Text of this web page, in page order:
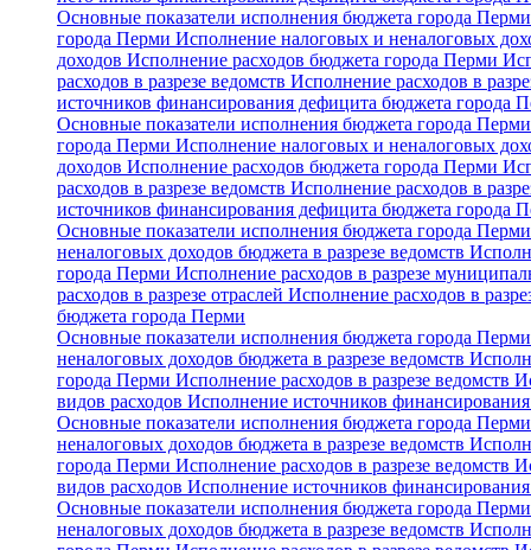
Основные показатели исполнения бюджета города
города Перми Исполнение налоговых и неналоговых
доходов Исполнение расходов бюджета города Перми
расходов в разрезе ведомств Исполнение расходов в
источников финансирования дефицита бюджета города
Основные показатели исполнения бюджета города
города Перми Исполнение налоговых и неналоговых
доходов Исполнение расходов бюджета города Перми
расходов в разрезе ведомств Исполнение расходов в
источников финансирования дефицита бюджета города
Основные показатели исполнения бюджета города
неналоговых доходов бюджета в разрезе ведомств
города Перми Исполнение расходов в разрезе
расходов в разрезе отраслей Исполнение расходов в
бюджета города Перми
Основные показатели исполнения бюджета города
неналоговых доходов бюджета в разрезе ведомств
города Перми Исполнение расходов в разрезе ведомств
видов расходов Исполнение источников
Основные показатели исполнения бюджета города
неналоговых доходов бюджета в разрезе ведомств
города Перми Исполнение расходов в разрезе ведомств
видов расходов Исполнение источников
Основные показатели исполнения бюджета города
неналоговых доходов бюджета в разрезе ведомств